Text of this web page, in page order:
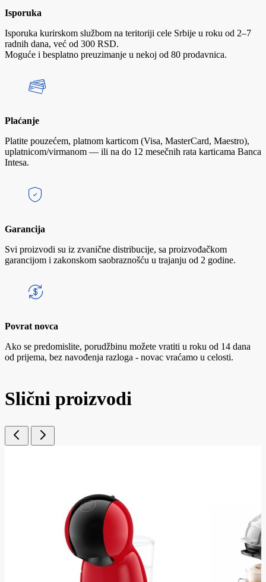
Isporuka
Isporuka kurirskom službom na teritoriji cele Srbije u roku od 2–7
radnih dana, već od 300 RSD.
Moguće i besplatno preuzimanje u nekoj od 80 prodavnica.
Plaćanje
Platite pouzećem, platnom karticom (Visa, MasterCard, Maestro),
uplatnicom/virmanom — ili na do 12 mesečnih rata karticama Banca
Intesa.
Garancija
Svi proizvodi su iz zvanične distribucije, sa proizvođačkom
garancijom i zakonskom saobraznošću u trajanju od 2 godine.
Povrat novca
Ako se predomislite, porudžbinu možete vratiti u roku od 14 dana
od prijema, bez navođenja razloga - novac vraćamo u celosti.
Slični proizvodi